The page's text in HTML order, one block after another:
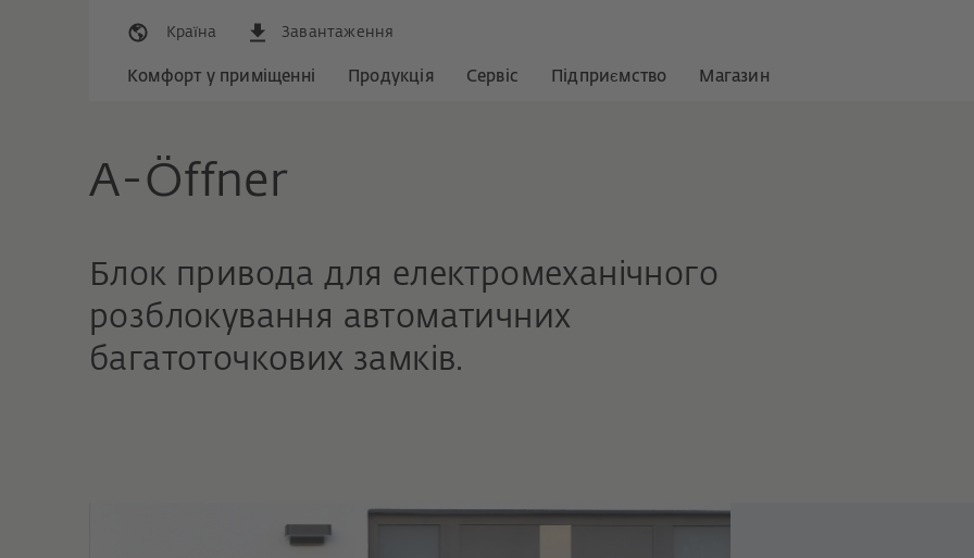
Країна Завантаження
Комфорт у приміщенні Продукція Сервіс Підприємство Магазин
A-Öffner
Блок привода для електромеханічного
розблокування автоматичних
багатоточкових замків.